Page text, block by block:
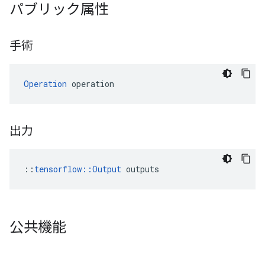
パブリック属性
手術
Operation operation
出力
:: tensorflow::Output outputs
公共機能